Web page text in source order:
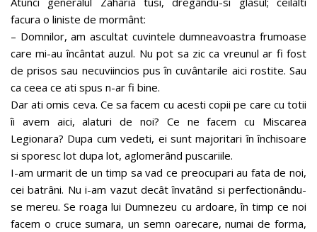
facura o liniste de mormânt:
– Domnilor, am ascultat cuvintele dumneavoastra frumoase
care mi-au încântat auzul. Nu pot sa zic ca vreunul ar fi fost
de prisos sau necuviincios pus în cuvântarile aici rostite. Sau
ca ceea ce ati spus n-ar fi bine.
Dar ati omis ceva. Ce sa facem cu acesti copii pe care cu totii
îi avem aici, alaturi de noi? Ce ne facem cu Miscarea
Legionara? Dupa cum vedeti, ei sunt majoritari în închisoare
si sporesc lot dupa lot, aglomerând puscariile.
I-am urmarit de un timp sa vad ce preocupari au fata de noi,
cei batrâni. Nu i-am vazut decât învatând si perfectionându-
se mereu. Se roaga lui Dumnezeu cu ardoare, în timp ce noi
facem o cruce sumara, un semn oarecare, numai de forma,